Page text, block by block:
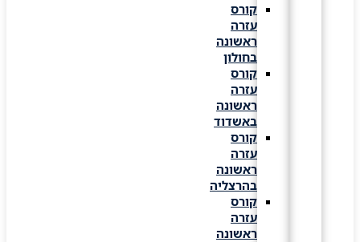
קורס
עזרה
ראשונה
בחולון
קורס
עזרה
ראשונה
באשדוד
קורס
עזרה
ראשונה
בהרצליה
קורס
עזרה
ראשונה